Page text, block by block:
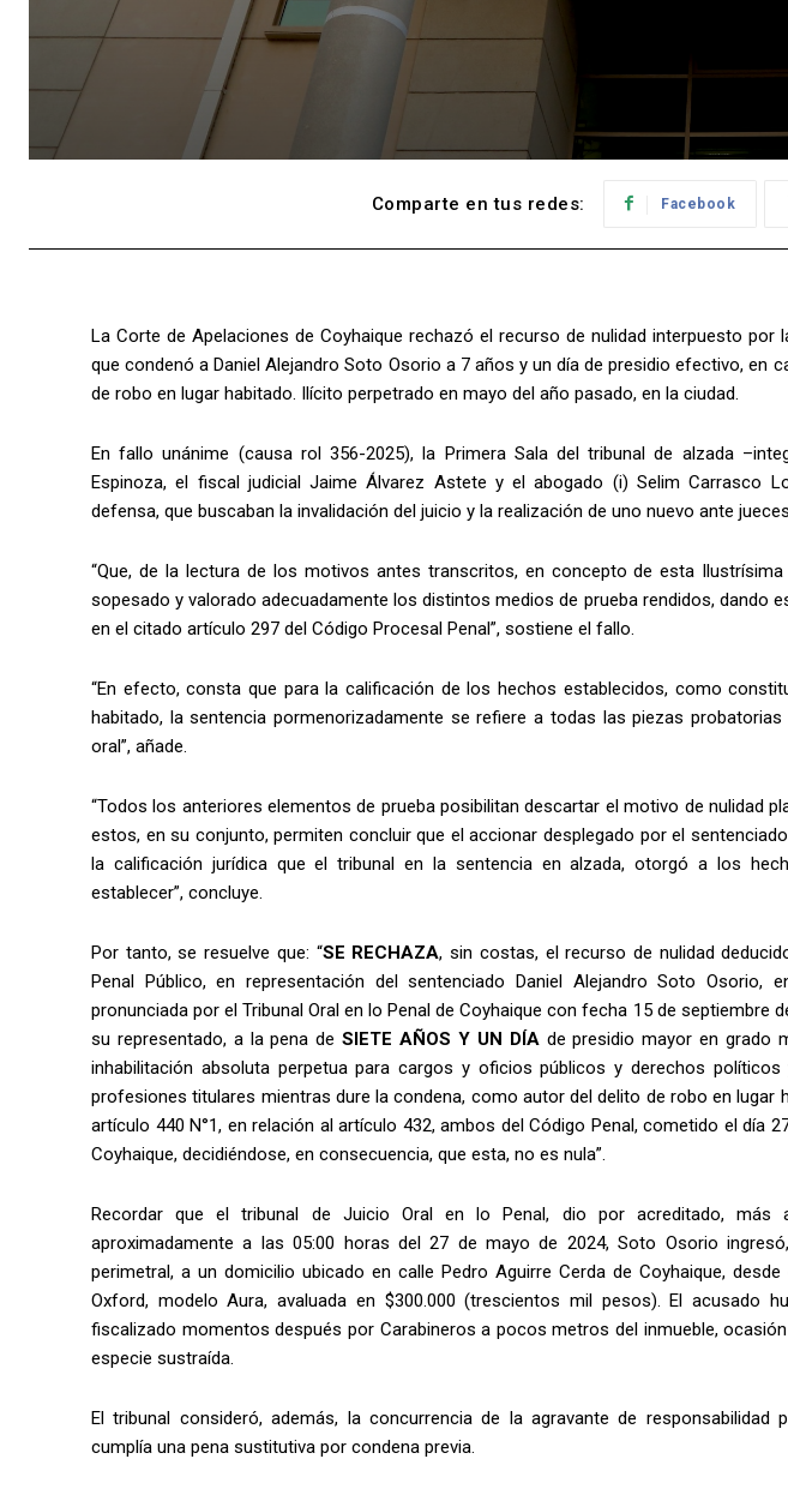
Comparte en tus redes: Facebook
La Corte de Apelaciones de Coyhaique rechazó el recurso de nulidad interpuesto
que condenó a Daniel Alejandro Soto Osorio a 7 años y un día de presidio efectivo, en
de robo en lugar habitado. Ilícito perpetrado en mayo del año pasado, en la ciudad.
En fallo unánime (causa rol 356-2025), la Primera Sala del tribunal de alzada
Espinoza, el fiscal judicial Jaime Álvarez Astete y el abogado (i) Selim Carrasco
defensa, que buscaban la invalidación del juicio y la realización de uno nuevo ante
“Que, de la lectura de los motivos antes transcritos, en concepto de esta
sopesado y valorado adecuadamente los distintos medios de prueba rendidos, dando
en el citado artículo 297 del Código Procesal Penal”, sostiene el fallo.
“En efecto, consta que para la calificación de los hechos establecidos, como
habitado, la sentencia pormenorizadamente se refiere a todas las piezas
oral”, añade.
“Todos los anteriores elementos de prueba posibilitan descartar el motivo de nulidad
estos, en su conjunto, permiten concluir que el accionar desplegado por el
la calificación jurídica que el tribunal en la sentencia en alzada, otorgó a los
establecer”, concluye.
Por tanto, se resuelve que: “SE RECHAZA, sin costas, el recurso de nulidad
Penal Público, en representación del sentenciado Daniel Alejandro Soto Osorio,
pronunciada por el Tribunal Oral en lo Penal de Coyhaique con fecha 15 de septiembre
su representado, a la pena deSIETE AÑOS Y UN DÍAde presidio mayor en grado
inhabilitación absoluta perpetua para cargos y oficios públicos y derechos
profesiones titulares mientras dure la condena, como autor del delito de robo en lugar
artículo 440 N°1, en relación al artículo 432, ambos del Código Penal, cometido el día
Coyhaique, decidiéndose, en consecuencia, que esta, no es nula”.
Recordar que el tribunal de Juicio Oral en lo Penal, dio por acreditado, más
aproximadamente a las 05:00 horas del 27 de mayo de 2024, Soto Osorio
perimetral, a un domicilio ubicado en calle Pedro Aguirre Cerda de Coyhaique,
Oxford, modelo Aura, avaluada en $300.000 (trescientos mil pesos). El acusado
fiscalizado momentos después por Carabineros a pocos metros del inmueble,
especie sustraída.
El tribunal consideró, además, la concurrencia de la agravante de
cumplía una pena sustitutiva por condena previa.